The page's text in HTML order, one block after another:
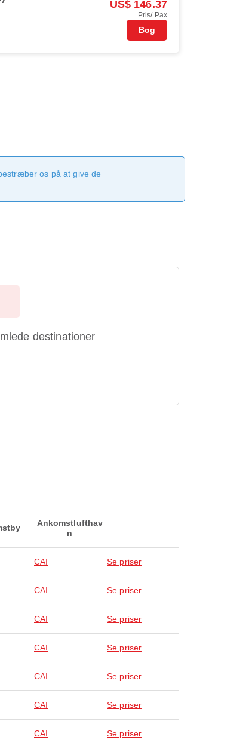
US$ 146.37
Pris/ Pax
Bog
os på at give de
destinationer
Ankomstlufthav
n
CAI Se priser
CAI Se priser
CAI Se priser
CAI Se priser
CAI Se priser
CAI Se priser
CAI Se priser